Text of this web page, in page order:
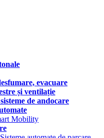
evacuare
și ventilație
de andocare
Mobility